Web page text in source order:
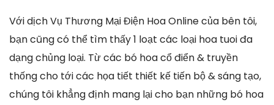
Với dịch Vụ Thương Mại Điện Hoa Online của bên tôi,
bạn cũng có thể tìm thấy 1 loạt các loại hoa tuoi đa
dạng chủng loại. Từ các bó hoa cổ điển & truyền
thống cho tới các họa tiết thiết kế tiến bộ & sáng tạo,
chúng tôi khẳng định mang lại cho bạn những bó hoa